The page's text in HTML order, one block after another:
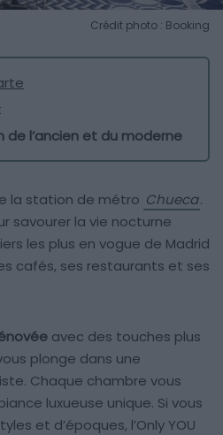
Crédit photo : Booking
de l’ancien et du moderne
la station de métro Chueca.
savourer la vie nocturne
les plus en vogue de Madrid
cafés, ses restaurants et ses
avec des touches plus
plonge dans une
Chaque chambre vous
luxueuse unique. Si vous
et d’époques, l’Only YOU